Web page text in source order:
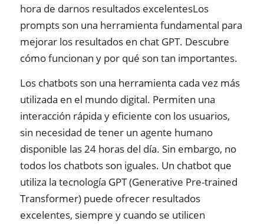
hora de darnos resultados excelentesLos
prompts son una herramienta fundamental para
mejorar los resultados en chat GPT. Descubre
cómo funcionan y por qué son tan importantes.
Los chatbots son una herramienta cada vez más
utilizada en el mundo digital. Permiten una
interacción rápida y eficiente con los usuarios,
sin necesidad de tener un agente humano
disponible las 24 horas del día. Sin embargo, no
todos los chatbots son iguales. Un chatbot que
utiliza la tecnología GPT (Generative Pre-trained
Transformer) puede ofrecer resultados
excelentes, siempre y cuando se utilicen